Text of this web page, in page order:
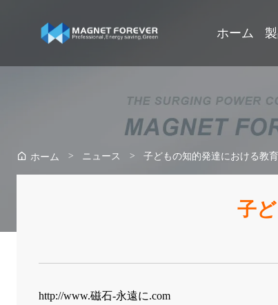
ホーム
ホーム > ニュース > 子どもの知的発達における教
子
http://www.磁石-永遠に.com